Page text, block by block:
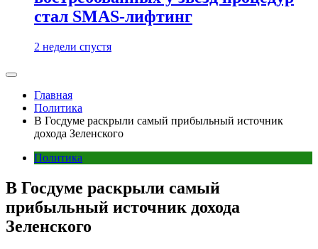
стал SMAS-лифтинг
2 недели спустя
Главная
Политика
В Госдуме раскрыли самый прибыльный источник
дохода Зеленского
Политика
В Госдуме раскрыли самый
прибыльный источник дохода
Зеленского